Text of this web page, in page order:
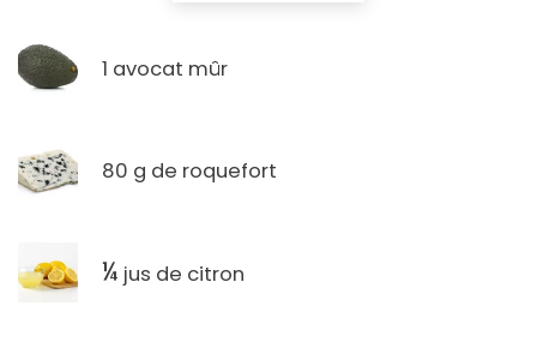
1 avocat mûr
80 g de roquefort
¼ jus de citron